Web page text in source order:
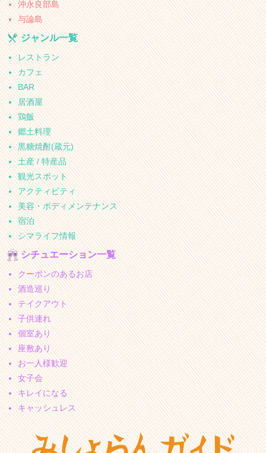
沖永良部島
与論島
ジャンル一覧
レストラン
カフェ
BAR
居酒屋
鶏飯
郷土料理
黒糖焼酎(蔵元)
土産 / 特産品
観光スポット
アクティビティ
美容・ボディメンテナンス
宿泊
シマライフ情報
シチュエーション一覧
クーポンのあるお店
酒造巡り
テイクアウト
子供連れ
個室あり
座敷あり
お一人様歓迎
女子会
キレイになる
キャッシュレス